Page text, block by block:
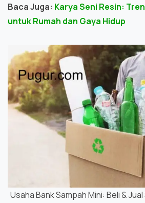
Baca Juga: Karya Seni Resin:
untuk Rumah dan Gaya Hidup
Usaha Bank Sampah Mini: Beli &